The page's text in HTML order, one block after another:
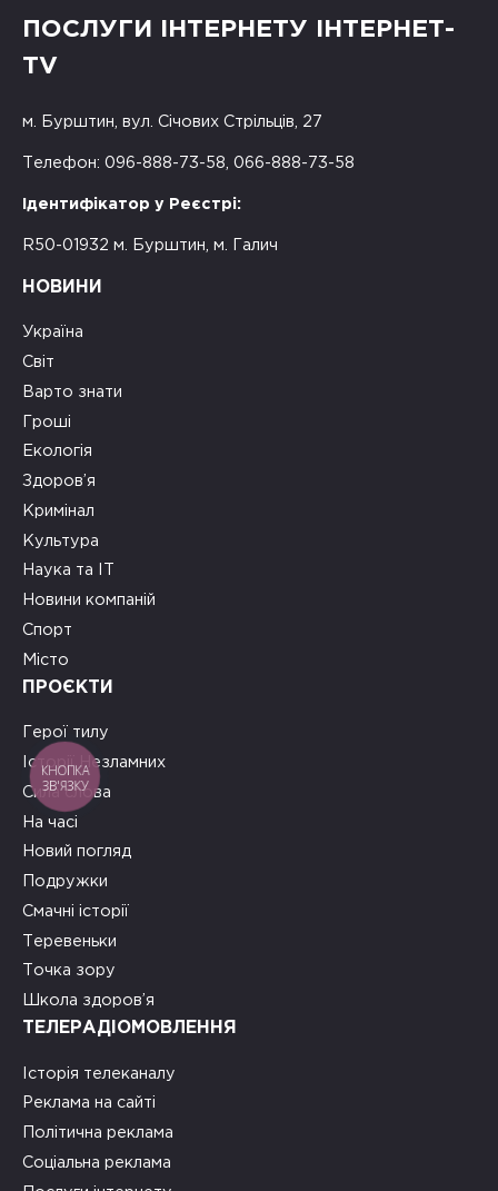
ПОСЛУГИ ІНТЕРНЕТУ ІНТЕРНЕТ-
TV
м. Бурштин, вул. Січових Стрільців, 27
Телефон: 096-888-73-58, 066-888-73-58
Ідентифікатор у Реєстрі:
R50-01932 м. Бурштин, м. Галич
НОВИНИ
Україна
Світ
Варто знати
Гроші
Екологія
Здоров’я
Кримінал
Культура
Наука та ІТ
Новини компаній
Спорт
Місто
ПРОЄКТИ
Герої тилу
Історії Незламних
Сила слова
На часі
Новий погляд
Подружки
Смачні історії
Теревеньки
Точка зору
Школа здоров’я
ТЕЛЕРАДІОМОВЛЕННЯ
Історія телеканалу
Реклама на сайті
Політична реклама
Соціальна реклама
КНОПКА
ЗВ'ЯЗКУ